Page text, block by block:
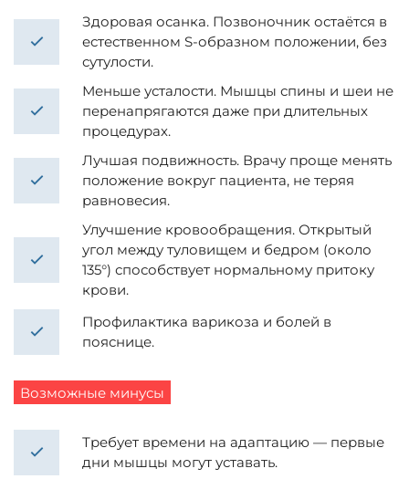
Здоровая осанка. Позвоночник остаётся в
естественном S-образном положении, без
сутулости.
Меньше усталости. Мышцы спины и шеи не
перенапрягаются даже при длительных
процедурах.
Лучшая подвижность. Врачу проще менять
положение вокруг пациента, не теряя
равновесия.
Улучшение кровообращения. Открытый
угол между туловищем и бедром (около
135°) способствует нормальному притоку
крови.
Профилактика варикоза и болей в
пояснице.
Возможные минусы
Требует времени на адаптацию — первые
дни мышцы могут уставать.